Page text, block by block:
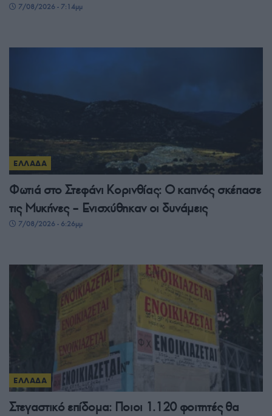
7/08/2026 - 7:14μμ
ΕΛΛΑΔΑ
Φωτιά στο Στεφάνι Κορινθίας: Ο καπνός σκέπασε
τις Μυκήνες – Ενισχύθηκαν οι δυνάμεις
7/08/2026 - 6:26μμ
ΕΛΛΑΔΑ
Στεγαστικό επίδομα: Ποιοι 1.120 φοιτητές θα